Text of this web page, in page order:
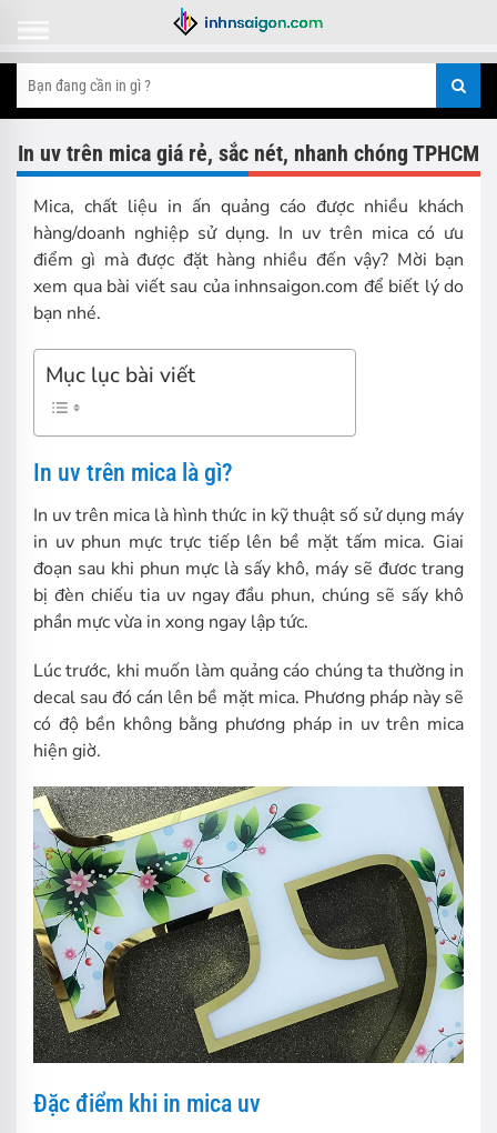
In uv trên mica giá rẻ, sắc nét, nhanh chóng TPHCM
Mica, chất liệu in ấn quảng cáo được nhiều khách
hàng/doanh nghiệp sử dụng. In uv trên mica có ưu
điểm gì mà được đặt hàng nhiều đến vậy? Mời bạn
xem qua bài viết sau của inhnsaigon.com để biết lý do
bạn nhé.
Mục lục bài viết
In uv trên mica là gì?
In uv trên mica là hình thức in kỹ thuật số sử dụng máy
in uv phun mực trực tiếp lên bề mặt tấm mica. Giai
đoạn sau khi phun mực là sấy khô, máy sẽ đươc trang
bị đèn chiếu tia uv ngay đầu phun, chúng sẽ sấy khô
phần mực vừa in xong ngay lập tức.
Lúc trước, khi muốn làm quảng cáo chúng ta thường in
decal sau đó cán lên bề mặt mica. Phương pháp này sẽ
có độ bền không bằng phương pháp in uv trên mica
hiện giờ.
Đặc điểm khi in mica uv